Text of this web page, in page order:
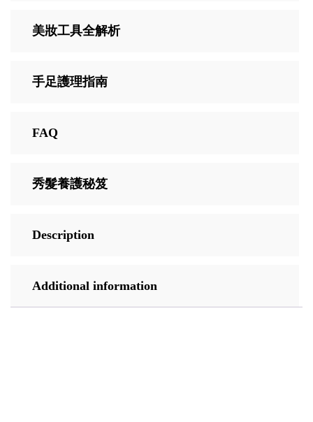
美妝工具全解析
手足護理指南
FAQ
秀髮養護秘笈
Description
Additional information